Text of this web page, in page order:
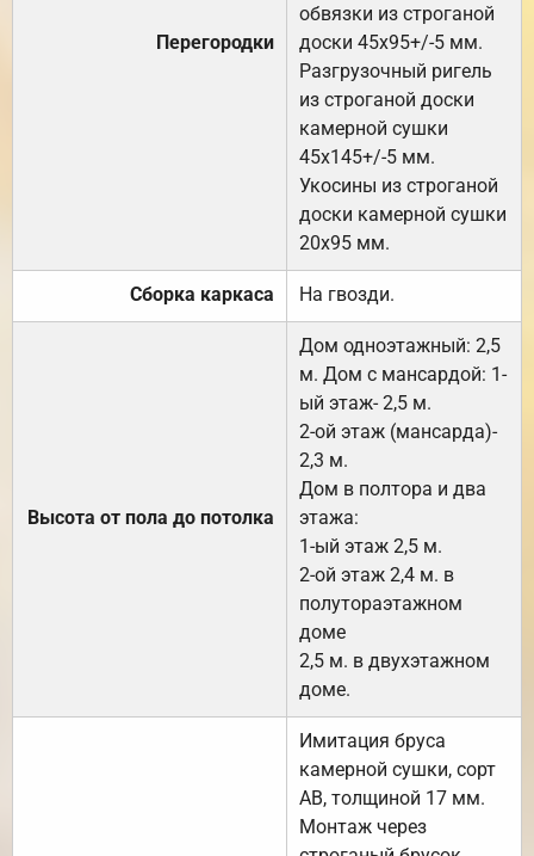
Перегородки
обвязки из строганой
доски 45х95+/-5 мм.
Разгрузочный ригель
из строганой доски
камерной сушки
45х145+/-5 мм.
Укосины из строганой
доски камерной сушки
20х95 мм.
Сборка каркаса На гвозди.
Высота от пола до потолка
Дом одноэтажный: 2,5
м. Дом с мансардой: 1-
ый этаж- 2,5 м.
2-ой этаж (мансарда)-
2,3 м.
Дом в полтора и два
этажа:
1-ый этаж 2,5 м.
2-ой этаж 2,4 м. в
полутораэтажном
доме
2,5 м. в двухэтажном
доме.
Имитация бруса
камерной сушки, сорт
АВ, толщиной 17 мм.
Монтаж через